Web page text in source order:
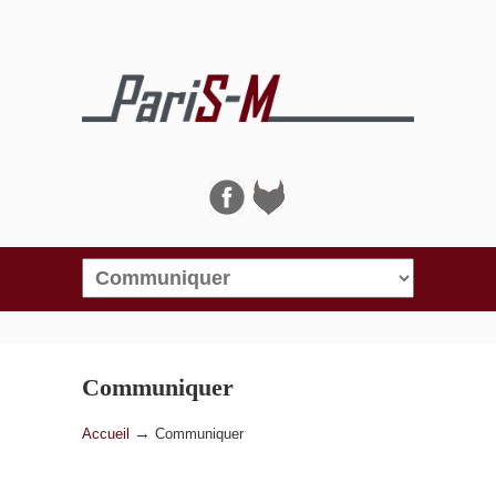
Navigation
Communiquer
Accueil → Communiquer